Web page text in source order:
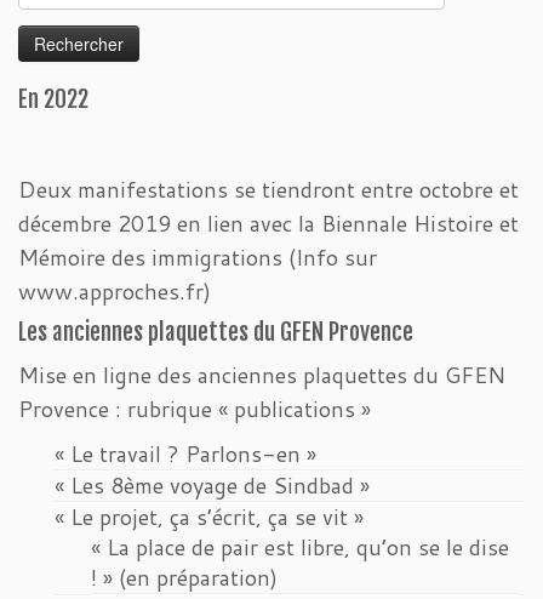
En 2022
Deux manifestations se tiendront entre octobre et
décembre 2019 en lien avec la Biennale Histoire et
Mémoire des immigrations (Info sur
www.approches.fr)
Les anciennes plaquettes du GFEN Provence
Mise en ligne des anciennes plaquettes du GFEN
Provence : rubrique « publications »
« Le travail ? Parlons-en »
« Les 8ème voyage de Sindbad »
« Le projet, ça s’écrit, ça se vit »
« La place de pair est libre, qu’on se le dise
! » (en préparation)